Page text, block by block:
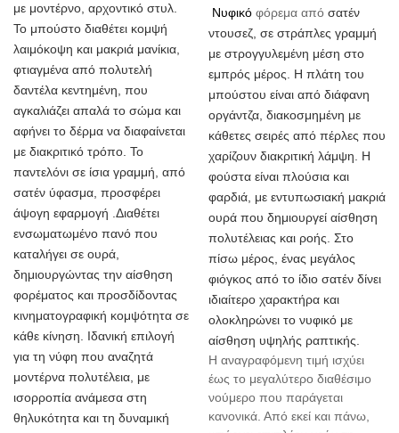
με μοντέρνο, αρχοντικό στυλ.
Το μπούστο διαθέτει κομψή
λαιμόκοψη και μακριά μανίκια,
φτιαγμένα από πολυτελή
δαντέλα κεντημένη, που
αγκαλιάζει απαλά το σώμα και
αφήνει το δέρμα να διαφαίνεται
με διακριτικό τρόπο. Το
παντελόνι σε ίσια γραμμή, από
σατέν ύφασμα, προσφέρει
άψογη εφαρμογή .Διαθέτει
ενσωματωμένο πανό που
καταλήγει σε ουρά,
δημιουργώντας την αίσθηση
φορέματος και προσδίδοντας
κινηματογραφική κομψότητα σε
κάθε κίνηση. Ιδανική επιλογή
για τη νύφη που αναζητά
μοντέρνα πολυτέλεια, με
ισορροπία ανάμεσα στη
θηλυκότητα και τη δυναμική
Νυφικόφόρεμα από σατέν
ντουσεζ, σε στράπλες γραμμή
με στρογγυλεμένη μέση στο
εμπρός μέρος. Η πλάτη του
μπούστου είναι από διάφανη
οργάντζα, διακοσμημένη με
κάθετες σειρές από πέρλες που
χαρίζουν διακριτική λάμψη. Η
φούστα είναι πλούσια και
φαρδιά, με εντυπωσιακή μακριά
ουρά που δημιουργεί αίσθηση
πολυτέλειας και ροής. Στο
πίσω μέρος, ένας μεγάλος
φιόγκος από το ίδιο σατέν δίνει
ιδιαίτερο χαρακτήρα και
ολοκληρώνει το νυφικό με
αίσθηση υψηλής ραπτικής.
Η αναγραφόμενη τιμή ισχύει
έως το μεγαλύτερο διαθέσιμο
νούμερο που παράγεται
κανονικά. Από εκεί και πάνω,